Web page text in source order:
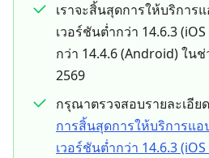
เราจะสิ้นสุดการให้บริการ
เวอร์ชันต่ำกว่า 14.6.3
กว่า 14.4.6 (Android) ใน
2569
กรุณาตรวจสอบรายละเอีย
การสิ้นสุดการให้บริการแอ
เวอร์ชันต่ำกว่า 14.6.3